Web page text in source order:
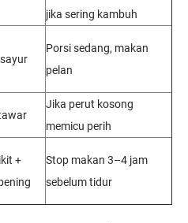
jika sering kambuh
Porsi sedang, makan
pelan
Jika perut kosong
memicu perih
+
Stop makan 3–4 jam
sebelum tidur